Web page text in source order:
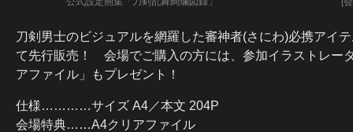
刀剣男士のビジュアルを網羅した審神者(さにわ)必携アイ
て先行販売！ 会場でご購入の方には、参加イラストレー
アファイル」もプレゼント！
仕様…………サイズ A4／本文 204P
会場特典……A4クリアファイル